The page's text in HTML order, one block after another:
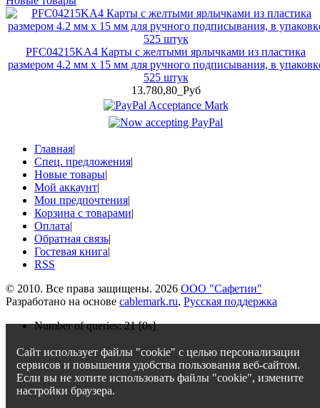
PFC04215KA4 Карты с желтыми ярлычками из пластика
размером 4.2 мм x 15 мм для ручного подписывания, в
525 штук
13.780,80_Руб
Главная|
Спец. предложения|
Новые товары|
Мой аккаунт|
Мои предпочтения|
Корзина с товарами|
Оплата|
Обратная связь|
Гостевая книга|
RSS
© 2010. Все права защищены. 2026 ООО "Сафетин"
Разработано на основе cablemark.ru, Русская поддержка
Сайт использует файлы "cookie" с целью персонализации
сервисов и повышения удобства пользования веб-сайтом.
Если вы не хотите использовать файлы "cookie", измените
настройки браузера.
Number of queries: 21 [0s]